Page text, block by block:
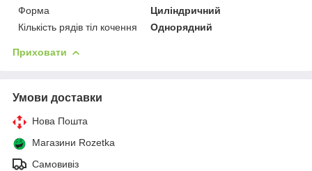
Форма
Циліндричний
Кількість рядів тіл кочення
Однорядний
Приховати
Умови доставки
Нова Пошта
Магазини Rozetka
Самовивіз